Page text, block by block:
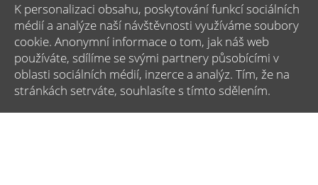
K personalizaci obsahu, poskytování funkcí sociálních
médií a analýze naší návštěvnosti využíváme soubory
cookie. Anonymní informace o tom, jak náš web
používáte, sdílíme se svými partnery působícími v
oblasti sociálních médií, inzerce a analýz. Tím, že na
stránkách setrváte, souhlasíte s tímto sdělením.